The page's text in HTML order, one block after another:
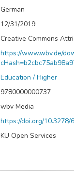
German
12/31/2019
Creative Commons
https://www.wbv.de/
Education / Higher
9780000000737
wbv Media
https://doi.org/10.3278/
KU Open Services